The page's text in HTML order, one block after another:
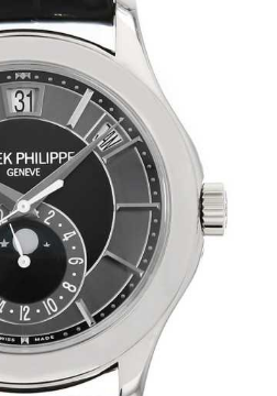
ロレックス
パテック
フィリップ
カルティエ